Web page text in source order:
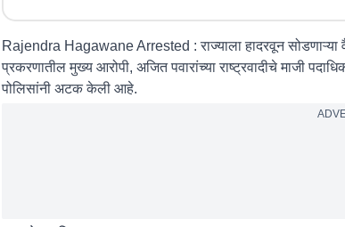
Rajendra Hagawane Arrested : राज्याला हादरवून
प्रकरणातील मुख्य आरोपी, अजित पवारांच्या राष्ट्रवादीचे माजी
पोलिसांनी अटक केली आहे.